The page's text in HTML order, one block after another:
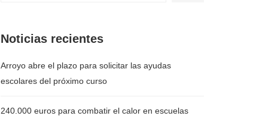
Noticias recientes
Arroyo abre el plazo para solicitar las ayudas
escolares del próximo curso
240.000 euros para combatir el calor en escuelas